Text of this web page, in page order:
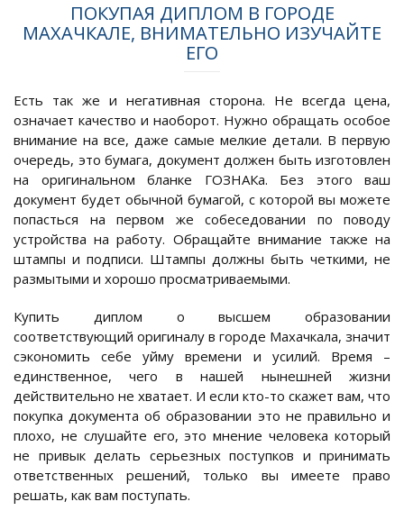
ПОКУПАЯ ДИПЛОМ В ГОРОДЕ
МАХАЧКАЛЕ, ВНИМАТЕЛЬНО ИЗУЧАЙТЕ
ЕГО
Есть так же и негативная сторона. Не всегда цена,
означает качество и наоборот. Нужно обращать особое
внимание на все, даже самые мелкие детали. В первую
очередь, это бумага, документ должен быть изготовлен
на оригинальном бланке ГОЗНАКа. Без этого ваш
документ будет обычной бумагой, с которой вы можете
попасться на первом же собеседовании по поводу
устройства на работу. Обращайте внимание также на
штампы и подписи. Штампы должны быть четкими, не
размытыми и хорошо просматриваемыми.
Купить диплом о высшем образовании
соответствующий оригиналу в городе Махачкала, значит
сэкономить себе уйму времени и усилий. Время –
единственное, чего в нашей нынешней жизни
действительно не хватает. И если кто-то скажет вам, что
покупка документа об образовании это не правильно и
плохо, не слушайте его, это мнение человека который
не привык делать серьезных поступков и принимать
ответственных решений, только вы имеете право
решать, как вам поступать.